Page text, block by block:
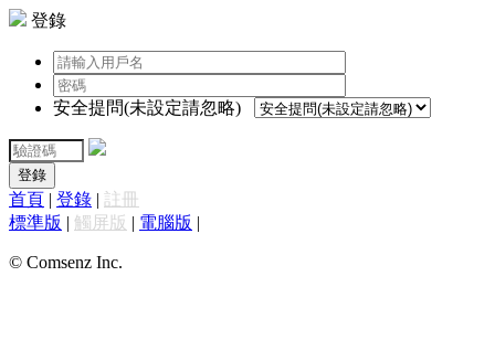
登錄
安全提問(未設定請忽略)
登錄
首頁 | 登錄 | 註冊
標準版 | 觸屏版 | 電腦版 |
© Comsenz Inc.